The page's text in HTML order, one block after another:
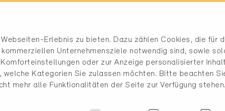
Verwaltung, Neubau, 431 m
Verkauf, Neubau, 1'595 m
Restaurant, Neubau, 376 m
Industrie, Neubau, 1'578 m 2
Erlebnis zu bieten. Dazu zählen Cookies, die für
Unternehmensziele notwendig sind, sowie
oder zur Anzeige personalisierter
Kategorien Sie zulassen möchten. Bitte beachten
mehr alle Funktionalitäten der Seite zur Verfügung stehen.